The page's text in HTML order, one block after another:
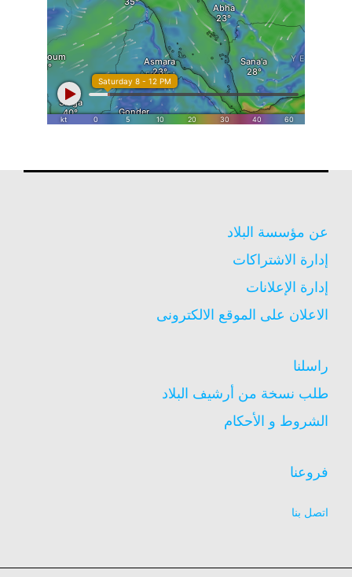
عن مؤسسة البلاد
إدارة الاشتراكات
إدارة الإعلانات
الاعلان على الموقع الالكترونى
راسلنا
طلب نسخة من أرشيف البلاد
الشروط و الأحكام
فروعنا
اتصل بنا